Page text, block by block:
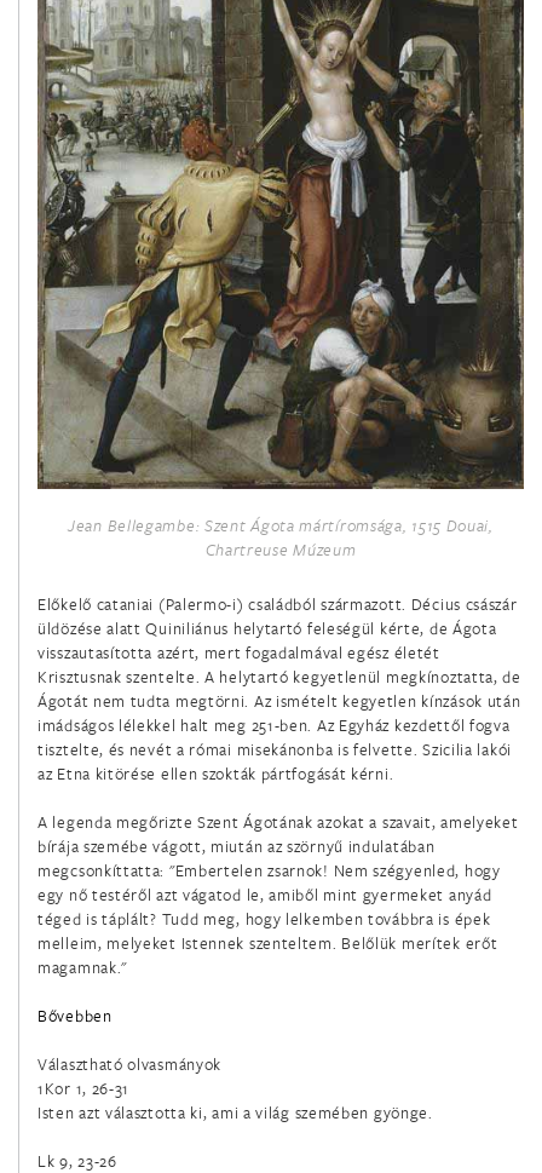
Szent Pál apostol megtérése
január 26.
Szent Timóteus püspök
január 26.
Szent Titusz püspök
január 27.
Merici Szent Angéla szűz
január 28.
Aquinói Szent Tamás áldozópap és egyháztanító
január 31.
Bosco Szent János áldozópap
február 2.
(Gyertyaszentelő Boldogasszony)
február 3.
Szent Balázs püspök és vértanú
február 4.
Szent Anszgár (Oszkár) püspök
február 5.
Szent Ágota szűz és vértanú
február 6.
Miki Szent Pál és társai, Japán vértanúk
február 8.
február 8.
Jean Bellegambe: Szent Ágota mártíromsága, 1515 Douai,
Chartreuse Múzeum
Előkelő cataniai (Palermo-i) családból származott. Décius császár
üldözése alatt Quiniliánus helytartó feleségül kérte, de Ágota
visszautasította azért, mert fogadalmával egész életét
Krisztusnak szentelte. A helytartó kegyetlenül megkínoztatta, de
Ágotát nem tudta megtörni. Az ismételt kegyetlen kínzások után
imádságos lélekkel halt meg 251-ben. Az Egyház kezdettől fogva
tisztelte, és nevét a római misekánonba is felvette. Szicilia lakói
az Etna kitörése ellen szokták pártfogását kérni.
A legenda megőrizte Szent Ágotának azokat a szavait, amelyeket
bírája szemébe vágott, miután az szörnyű indulatában
megcsonkíttatta: "Embertelen zsarnok! Nem szégyenled, hogy
egy nő testéről azt vágatod le, amiből mint gyermeket anyád
téged is táplált? Tudd meg, hogy lelkemben továbbra is épek
melleim, melyeket Istennek szenteltem. Belőlük merítek erőt
magamnak."
Bővebben
Választható olvasmányok
1Kor 1, 26-31
Isten azt választotta ki, ami a világ szemében gyönge.
Lk 9, 23-26